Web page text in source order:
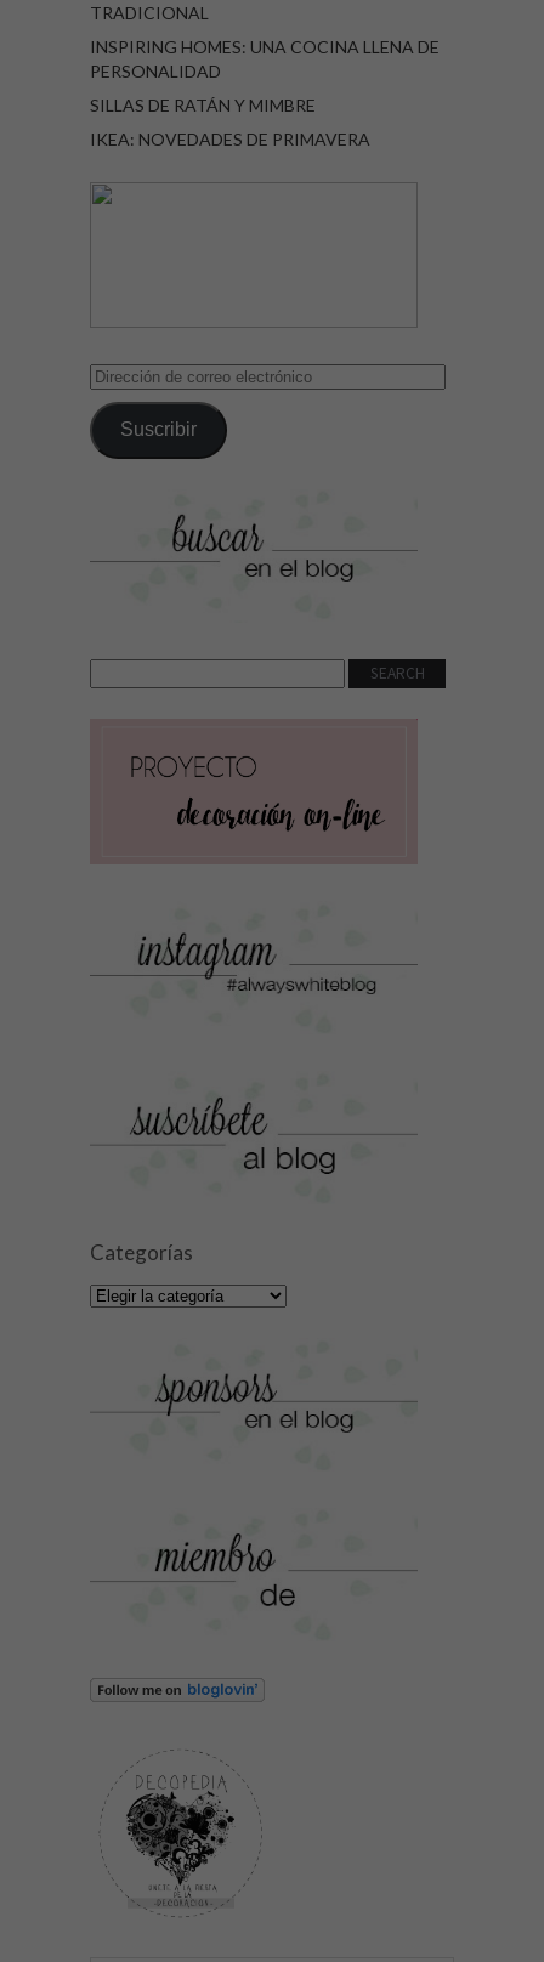
TRADICIONAL
INSPIRING HOMES: UNA COCINA LLENA DE
PERSONALIDAD
SILLAS DE RATÁN Y MIMBRE
IKEA: NOVEDADES DE PRIMAVERA
Dirección
correo
electrónico
Suscribir
Categorías
Categorías